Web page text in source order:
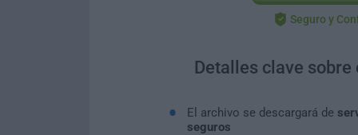
Seguro y
Detalles clave sobre
El archivo se descargará de
seguros